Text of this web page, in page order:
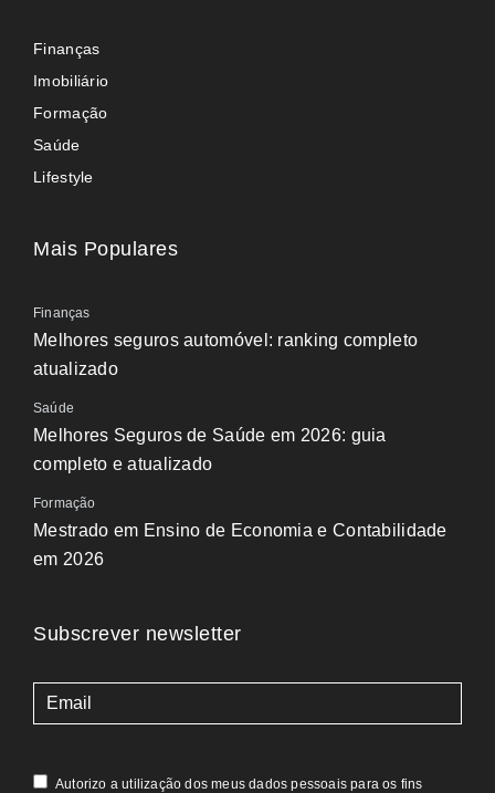
Finanças
Imobiliário
Formação
Saúde
Lifestyle
Mais Populares
Finanças
Melhores seguros automóvel: ranking completo
atualizado
Saúde
Melhores Seguros de Saúde em 2026: guia
completo e atualizado
Formação
Mestrado em Ensino de Economia e Contabilidade
em 2026
Subscrever newsletter
(Obrigatório)
Autorizo a utilização dos meus dados pessoais para os fins